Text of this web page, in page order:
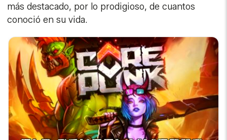
más destacado, por lo prodigioso, de cuantos
conoció en su vida.